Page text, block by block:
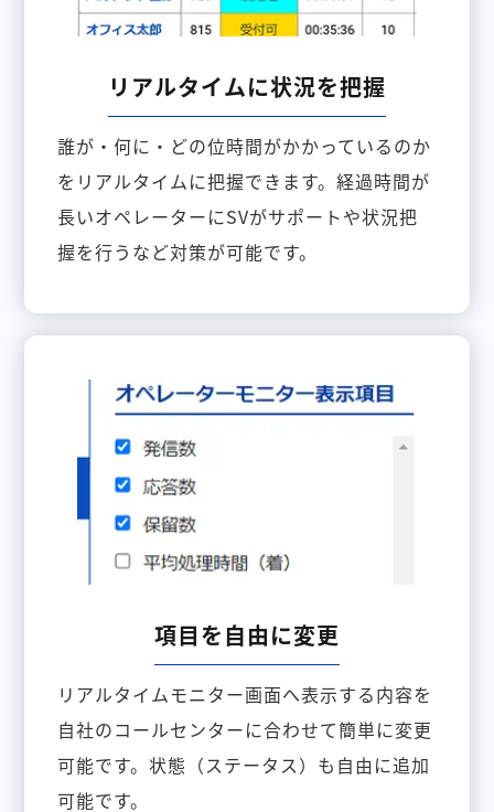
リアルタイムに状況を把握
誰が・何に・どの位時間がかかっているのか
をリアルタイムに把握できます。経過時間が
長いオペレーターにSVがサポートや状況把
握を行うなど対策が可能です。
項目を自由に変更
リアルタイムモニター画面へ表示する内容を
自社のコールセンターに合わせて簡単に変更
可能です。状態（ステータス）も自由に追加
可能です。